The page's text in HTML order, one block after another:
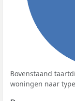
Bovenstaand
woningen naar